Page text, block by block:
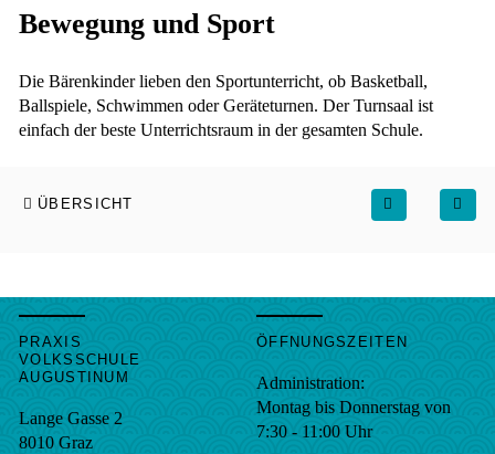
Bewegung und Sport
Die Bärenkinder lieben den Sportunterricht, ob Basketball,
Ballspiele, Schwimmen oder Geräteturnen. Der Turnsaal ist
einfach der beste Unterrichtsraum in der gesamten Schule.
ÜBERSICHT
PRAXIS
VOLKSSCHULE
AUGUSTINUM
Lange Gasse 2
8010 Graz
ÖFFNUNGSZEITEN
Administration:
Montag bis Donnerstag von
7:30 - 11:00 Uhr